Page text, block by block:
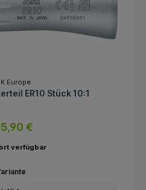
Europe
ER10 Stück 10:1
€
verfügbar